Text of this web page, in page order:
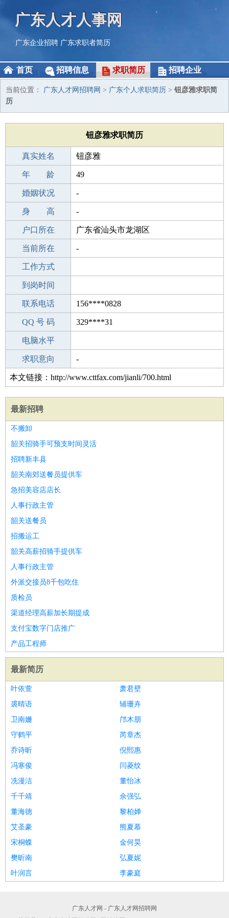
广东人才人事网
广东企业招聘 广东求职者简历
首页 招聘信息 求职简历 招聘企业
当前位置： 广东人才网招聘网 > 广东个人求职简历 > 钮彦雅求职简
历
钮彦雅求职简历
真实姓名 钮彦雅
性 别 女
年 龄 49
出生年月 1977-02-09
婚姻状况 -
学 历 高中
身 高 -
毕业学校 宁德东源中学
户口所在 广东省汕头市龙湖区
所学专业 -
当前所在 -
工作经验
工作方式
驾 照
到岗时间
期望月薪
联系电话 156****0828
手机号码 156****0828
QQ 号 码 329****31
微信号码
电脑水平
外语水平
求职意向 -
本文链接：http://www.cttfax.com/jianli/700.html
最新招聘
不搬卸
韶关招骑手可预支时间灵活
招聘新丰县
韶关南郊送餐员提供车
急招美容店店长
人事行政主管
韶关送餐员
招搬运工
韶关高薪招骑手提供车
人事行政主管
外派交接员8千包吃住
质检员
渠道经理高薪加长期提成
支付宝数字门店推广
产品工程师
最新简历
叶依萱
萧君壁
裘晴语
辅珊卉
卫南姗
邝木朋
守鹤平
芮章杰
乔诗昕
倪熙惠
冯寒俊
闫菱纹
冼漫洁
董怡冰
千千靖
佘强弘
董海德
黎柏婵
艾圣豪
熊夏慕
宋桐蝶
金何昊
樊昕南
弘夏妮
叶润言
李豪庭
广东人才网 - 广东人才网招聘网